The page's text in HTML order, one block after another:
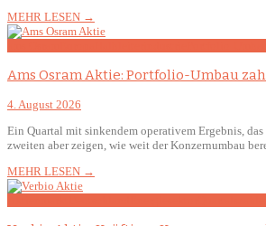
MEHR LESEN →
Ams Osram Aktie: Portfolio-Umbau
4. August 2026
Ein Quartal mit sinkendem operativem Ergebnis,
zweiten aber zeigen, wie weit der Konzernumbau
MEHR LESEN →